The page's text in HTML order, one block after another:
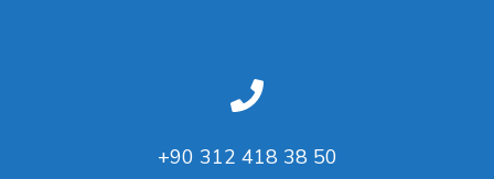
+90 312 418 38 50